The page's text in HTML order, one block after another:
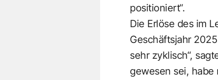
positioniert“.
Die Erlöse des im
Geschäftsjahr
sehr zyklisch“,
gewesen sei, habe